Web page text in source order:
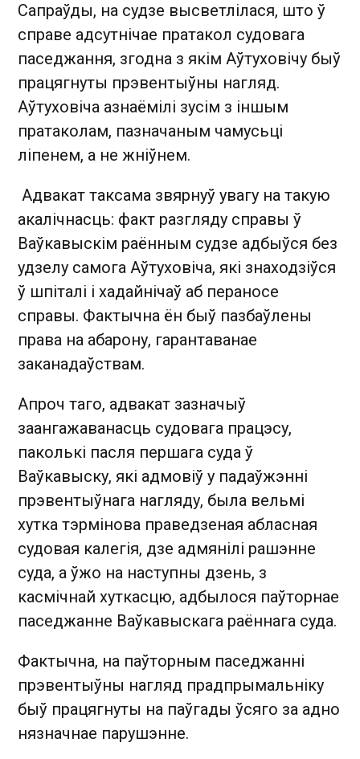
Сапраўды, на судзе высветлілася, што ў
справе адсутнічае пратакол судовага
паседжання, згодна з якім Аўтуховічу быў
працягнуты прэвентыўны нагляд.
Аўтуховіча азнаёмілі зусім з іншым
пратаколам, пазначаным чамусьці
ліпенем, а не жніўнем.
Адвакат таксама звярнуў увагу на такую
акалічнасць: факт разгляду справы ў
Ваўкавыскім раённым судзе адбыўся без
удзелу самога Аўтуховіча, які знаходзіўся
ў шпіталі і хадайнічаў аб пераносе
справы. Фактычна ён быў пазбаўлены
права на абарону, гарантаванае
заканадаўствам.
Апроч таго, адвакат зазначыў
заангажаванасць судовага працэсу,
паколькі пасля першага суда ў
Ваўкавыску, які адмовіў у падаўжэнні
прэвентыўнага нагляду, была вельмі
хутка тэрмінова праведзеная абласная
судовая калегія, дзе адмянілі рашэнне
суда, а ўжо на наступны дзень, з
касмічнай хуткасцю, адбылося паўторнае
паседжанне Ваўкавыскага раённага суда.
Фактычна, на паўторным паседжанні
прэвентыўны нагляд прадпрымальніку
быў працягнуты на паўгады ўсяго за адно
нязначнае парушэнне.